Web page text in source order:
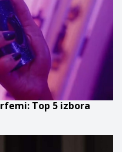
Top 5 izbora